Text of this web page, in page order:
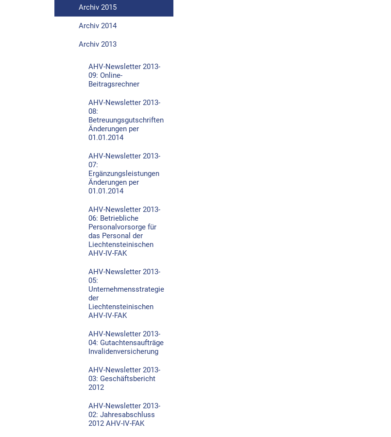
Archiv 2015
Archiv 2014
Archiv 2013
AHV-Newsletter 2013-
09: Online-
Beitragsrechner
AHV-Newsletter 2013-
08:
Betreuungsgutschriften
Änderungen per
01.01.2014
AHV-Newsletter 2013-
07:
Ergänzungsleistungen
Änderungen per
01.01.2014
AHV-Newsletter 2013-
06: Betriebliche
Personalvorsorge für
das Personal der
Liechtensteinischen
AHV-IV-FAK
AHV-Newsletter 2013-
05:
Unternehmensstrategie
der
Liechtensteinischen
AHV-IV-FAK
AHV-Newsletter 2013-
04: Gutachtensaufträge
Invalidenversicherung
AHV-Newsletter 2013-
03: Geschäftsbericht
2012
AHV-Newsletter 2013-
02: Jahresabschluss
2012 AHV-IV-FAK